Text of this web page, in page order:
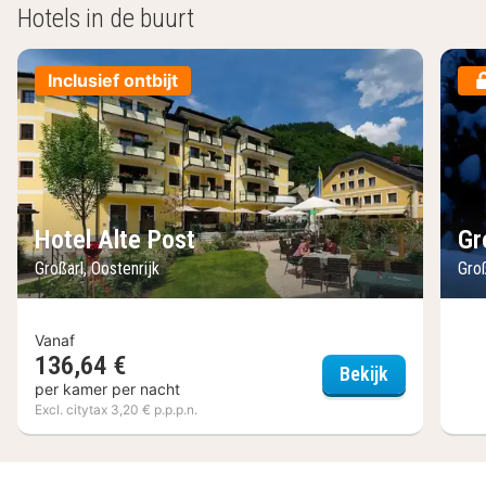
Hotels in de buurt
Inclusief ontbijt
Hotel Alte Post
Großarl, Oostenrijk
Vanaf
136,64 €
per kamer per nacht
Excl. citytax 3,20 € p.p.p.n.
Bekijk